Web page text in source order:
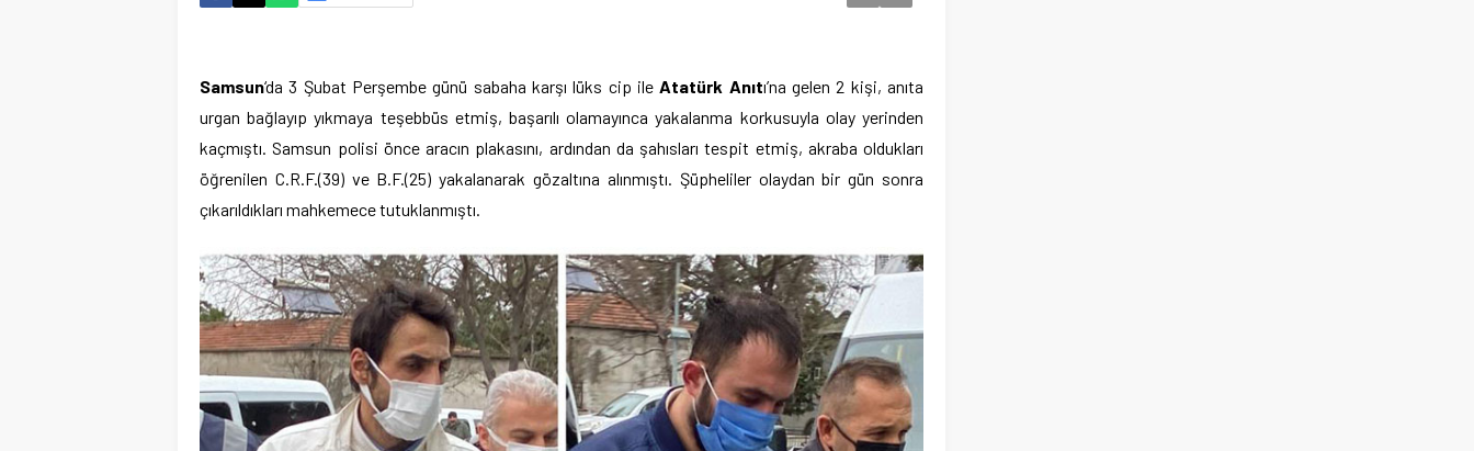
Samsun‘da 3 Şubat Perşembe günü sabaha karşı lüks cip ile Atatürk Anıtı’na gelen 2 kişi, anıta
urgan bağlayıp yıkmaya teşebbüs etmiş, başarılı olamayınca yakalanma korkusuyla olay yerinden
kaçmıştı. Samsun polisi önce aracın plakasını, ardından da şahısları tespit etmiş, akraba oldukları
öğrenilen C.R.F.(39) ve B.F.(25) yakalanarak gözaltına alınmıştı. Şüpheliler olaydan bir gün sonra
çıkarıldıkları mahkemece tutuklanmıştı.